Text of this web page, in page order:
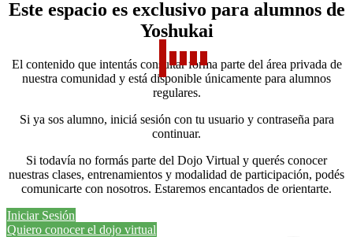
Este espacio es exclusivo para alumnos de
Yoshukai
El contenido que intentás consultar forma parte del área privada de
nuestra comunidad y está disponible únicamente para alumnos
regulares.
Si ya sos alumno, iniciá sesión con tu usuario y contraseña para
continuar.
Si todavía no formás parte del Dojo Virtual y querés conocer
nuestras clases, entrenamientos y modalidad de participación, podés
comunicarte con nosotros. Estaremos encantados de orientarte.
Iniciar Sesión
Quiero conocer el dojo virtual